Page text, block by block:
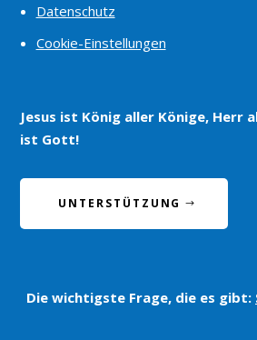
Datenschutz
Cookie-Einstellungen
Jesus ist König aller Könige, Herr
ist Gott!
UNTERSTÜTZUNG
Die wichtigste Frage, die es gibt: